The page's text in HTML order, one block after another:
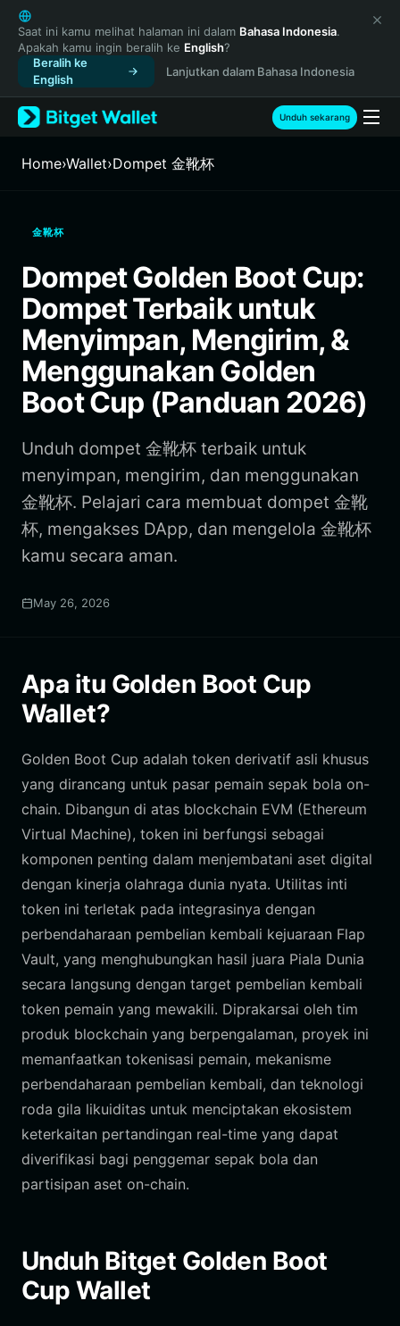
English
日本語
Tiếng Việt
Русский
Español (Latinoamérica)
Türkçe
Français
繁體中文
Bahasa Indonesia
ภาษาไทย
Español
Português (Brasil)
Español (Argentina)
Saat ini kamu melihat halaman ini dalam Bahasa Indonesia.
Apakah kamu ingin beralih ke English?
Beralih ke
English
Lanjutkan dalam Bahasa Indonesia
Unduh sekarang
Home›Wallet›Dompet 金靴杯
金靴杯
Dompet Golden Boot Cup:
Dompet Terbaik untuk
Menyimpan, Mengirim, &
Menggunakan Golden
Boot Cup (Panduan 2026)
Unduh dompet 金靴杯 terbaik untuk
menyimpan, mengirim, dan menggunakan
金靴杯. Pelajari cara membuat dompet 金靴
杯, mengakses DApp, dan mengelola 金靴杯
kamu secara aman.
May 26, 2026
Apa itu Golden Boot Cup
Wallet?
Golden Boot Cup adalah token derivatif asli khusus
yang dirancang untuk pasar pemain sepak bola on-
chain. Dibangun di atas blockchain EVM (Ethereum
Virtual Machine), token ini berfungsi sebagai
komponen penting dalam menjembatani aset digital
dengan kinerja olahraga dunia nyata. Utilitas inti
token ini terletak pada integrasinya dengan
perbendaharaan pembelian kembali kejuaraan Flap
Vault, yang menghubungkan hasil juara Piala Dunia
secara langsung dengan target pembelian kembali
token pemain yang mewakili. Diprakarsai oleh tim
produk blockchain yang berpengalaman, proyek ini
memanfaatkan tokenisasi pemain, mekanisme
perbendaharaan pembelian kembali, dan teknologi
roda gila likuiditas untuk menciptakan ekosistem
keterkaitan pertandingan real-time yang dapat
diverifikasi bagi penggemar sepak bola dan
partisipan aset on-chain.
Unduh Bitget Golden Boot
Cup Wallet